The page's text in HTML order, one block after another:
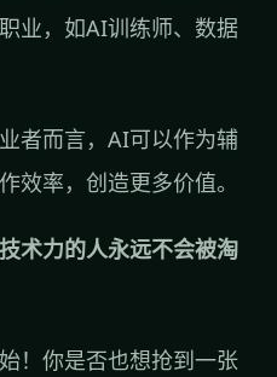
业，如AI训练师、数据
者而言，AI可以作为辅
效率，创造更多价值。
术力的人永远不会被淘
！你是否也想抢到一张